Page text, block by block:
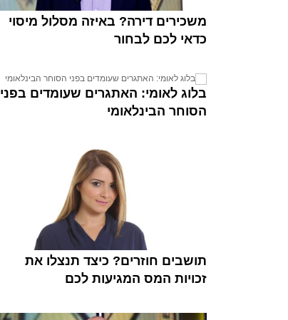
משכירים דירה? באיזה מסלול מיסוי
כדאי לכם לבחור
בלוג לאומי: האתגרים שעומדים בפני
הסוחר הבינלאומי
תושבים חוזרים? כיצד תנצלו את
זכויות המס המגיעות לכם